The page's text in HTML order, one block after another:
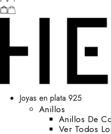
Joyas en plata 925
Anillos
Anillos De
Ver Todos